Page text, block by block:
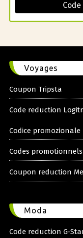
Voyages
Coupon Tripsta
Code reduction
Codice promozionale
Codes
Coupon reduction
Moda
Code reduction G-